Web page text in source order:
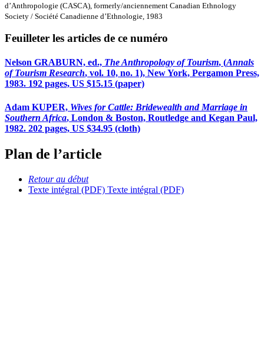
d’Anthropologie (CASCA), formerly/anciennement Canadian Ethnology
Society / Société Canadienne d’Ethnologie, 1983
Feuilleter les articles de ce numéro
Nelson GRABURN, ed., The Anthropology of Tourism, (Annals
of Tourism Research, vol. 10, no. 1), New York, Pergamon Press,
1983. 192 pages, US $15.15 (paper)
Adam KUPER, Wives for Cattle: Bridewealth and Marriage in
Southern Africa, London & Boston, Routledge and Kegan Paul,
1982. 202 pages, US $34.95 (cloth)
Plan de l’article
Retour au début
Texte intégral (PDF) Texte intégral (PDF)